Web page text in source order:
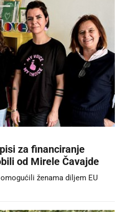
za financiranje
od Mirele Čavajde
ženama diljem EU